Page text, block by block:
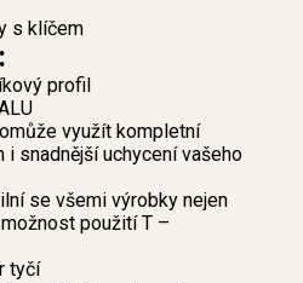
s klíčem
profil
využít kompletní
snadnější uchycení vašeho
se všemi výrobky nejen
použití T –
tyčí